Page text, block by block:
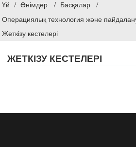
Үй Өнімдер
Басқалар
Операциялық технология және
Жеткізу кестелері
ЖЕТКІЗУ КЕСТЕЛЕРІ